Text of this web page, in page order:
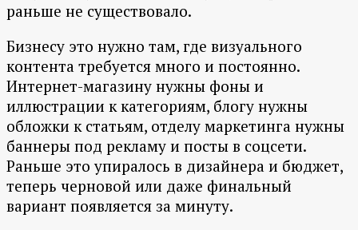
раньше не существовало.
Бизнесу это нужно там, где визуального
контента требуется много и постоянно.
Интернет-магазину нужны фоны и
иллюстрации к категориям, блогу нужны
обложки к статьям, отделу маркетинга нужны
баннеры под рекламу и посты в соцсети.
Раньше это упиралось в дизайнера и бюджет,
теперь черновой или даже финальный
вариант появляется за минуту.